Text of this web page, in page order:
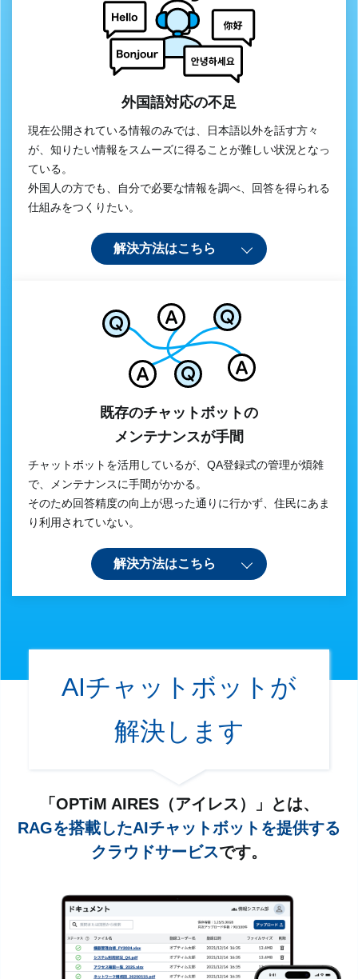
外国語対応の不足
現在公開されている情報のみでは、日本語以外を話す方々
が、知りたい情報をスムーズに得ることが難しい状況となっ
ている。
外国人の方でも、自分で必要な情報を調べ、回答を得られる
仕組みをつくりたい。
解決方法はこちら
既存のチャットボットの
メンテナンスが手間
チャットボットを活用しているが、QA登録式の管理が煩雑
で、メンテナンスに手間がかかる。
そのため回答精度の向上が思った通りに行かず、住民にあま
り利用されていない。
解決方法はこちら
AIチャットボットが
解決します
「OPTiM AIRES（アイレス）」とは、
RAGを搭載したAIチャットボットを提供する
クラウドサービスです。